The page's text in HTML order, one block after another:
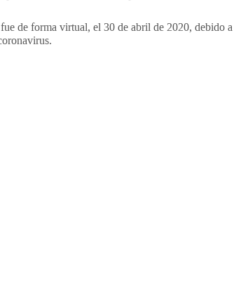
de forma virtual, el 30 de abril de 2020, debido a